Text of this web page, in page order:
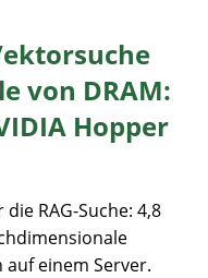
von DRAM:
Hopper
RAG-Suche: 4,8
einem Server.